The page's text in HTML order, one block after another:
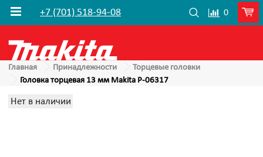
+7 (701) 518-94-08 0
Главная Принадлежности
Торцевые головки
Головка торцевая 13 мм Makita P-06317
Нет в наличии